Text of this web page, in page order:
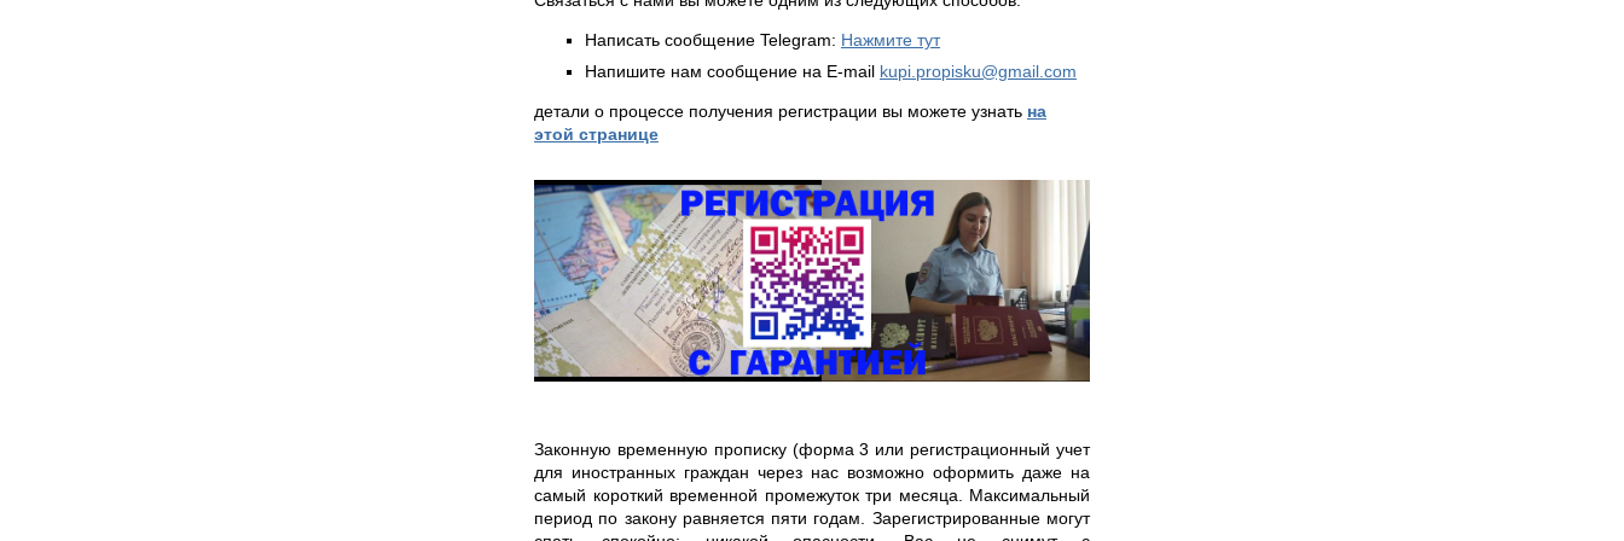
Написать сообщение Telegram: Нажмите тут
Напишите нам сообщение на E-mail kupi.propisku@gmail.com
детали о процессе получения регистрации вы можете узнать на
этой странице
Законную временную прописку (форма 3 или регистрационный учет
для иностранных граждан через нас возможно оформить даже на
самый короткий временной промежуток три месяца. Максимальный
период по закону равняется пяти годам. Зарегистрированные могут